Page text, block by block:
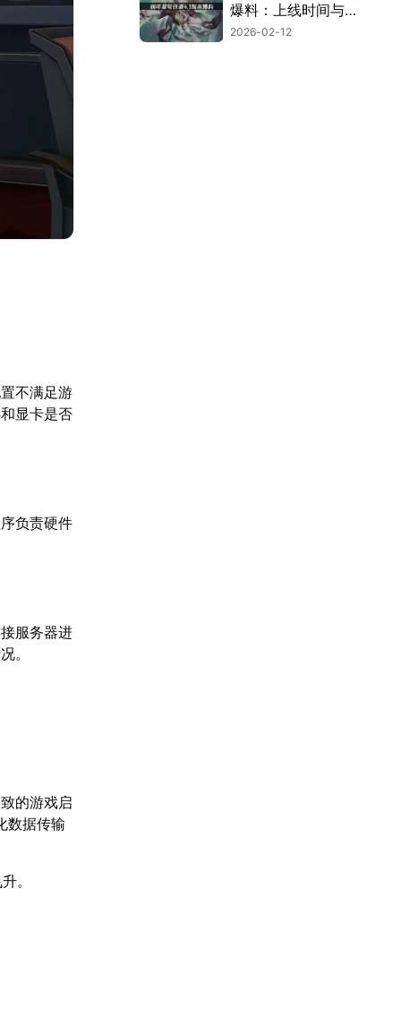
不满足游
显卡是否
负责硬件
服务器进
。
的游戏启
数据传输
。
爆料：上线时间与畅
玩攻略！
2026-02-12